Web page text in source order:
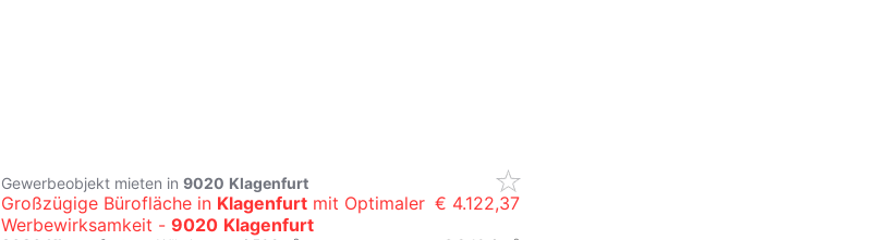
Gewerbeobjekt mieten in 9020 Klagenfurt
Großzügige Bürofläche in Klagenfurt mit Optimaler
Werbewirksamkeit - 9020 Klagenfurt
€ 4.122,37